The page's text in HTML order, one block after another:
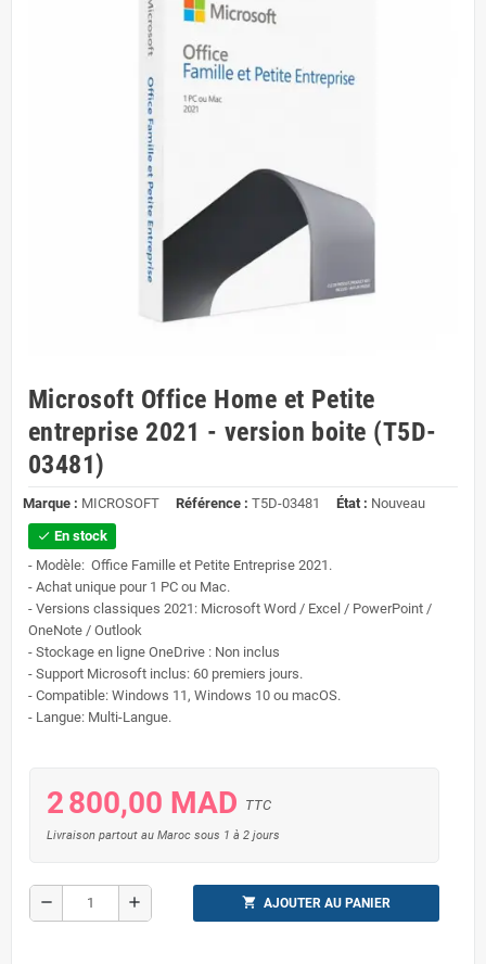
Microsoft Office Home et Petite
entreprise 2021 - version boite (T5D-
03481)
Marque : MICROSOFT Référence : T5D-03481 État : Nouveau
check En stock
- Modèle: Office Famille et Petite Entreprise 2021.
- Achat unique pour 1 PC ou Mac.
- Versions classiques 2021: Microsoft Word / Excel / PowerPoint /
OneNote / Outlook
- Stockage en ligne OneDrive : Non inclus
- Support Microsoft inclus: 60 premiers jours.
- Compatible: Windows 11, Windows 10 ou macOS.
- Langue: Multi-Langue.
2 800,00 MAD TTC
Livraison partout au Maroc sous 1 à 2 jours
remove add shopping_cart AJOUTER AU PANIER